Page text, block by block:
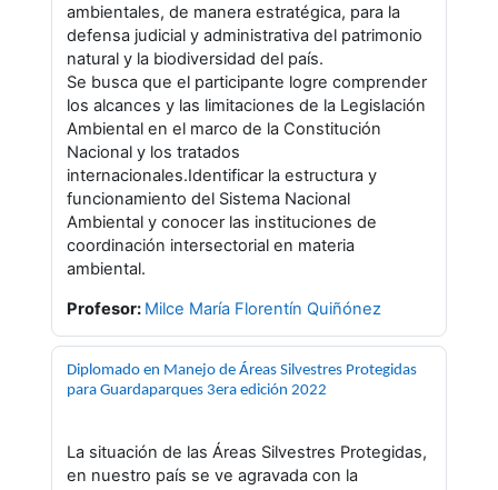
ambientales, de manera estratégica, para la
defensa judicial y administrativa del patrimonio
natural y la biodiversidad del país.
Se busca que el participante logre comprender
los alcances y las limitaciones de la Legislación
Ambiental en el marco de la Constitución
Nacional y los tratados
internacionales.Identificar la estructura y
funcionamiento del Sistema Nacional
Ambiental y conocer las instituciones de
coordinación intersectorial en materia
ambiental.
Profesor: Milce María Florentín Quiñónez
Diplomado en Manejo de Áreas Silvestres Protegidas
para Guardaparques 3era edición 2022
La situación de las Áreas Silvestres Protegidas,
en nuestro país se ve agravada con la